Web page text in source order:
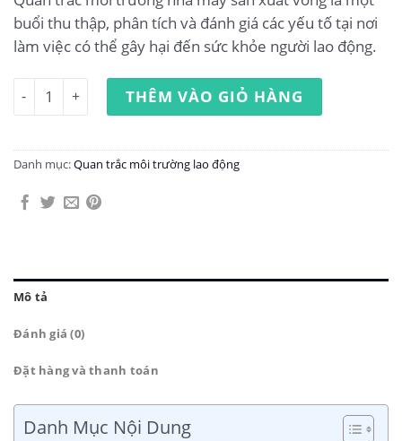
buổi thu thập, phân tích và đánh giá các yếu tố tại nơi
làm việc có thể gây hại đến sức khỏe người lao động.
Quan trắc môi trường lao động nhà máy sản xuất võng
THÊM VÀO GIỎ HÀNG
Danh mục:Quan trắc môi trường lao động
Mô tả
Đánh giá (0)
Đặt hàng và thanh toán
Danh Mục Nội Dung